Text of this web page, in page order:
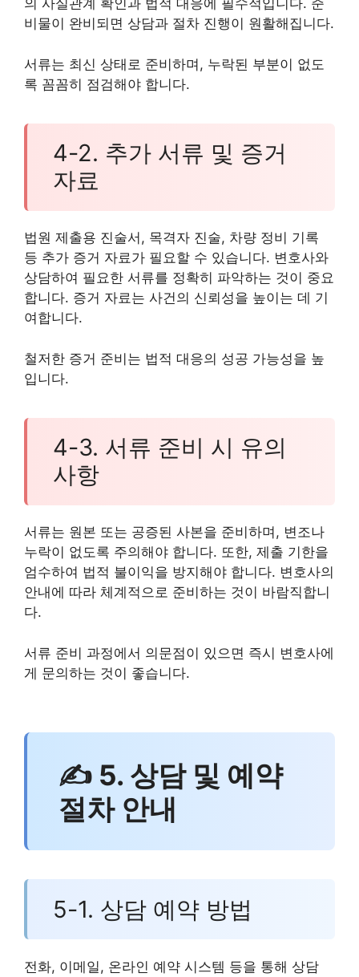
의 사실관계 확인과 법적 대응에 필수적입니다. 준
비물이 완비되면 상담과 절차 진행이 원활해집니다.
서류는 최신 상태로 준비하며, 누락된 부분이 없도
록 꼼꼼히 점검해야 합니다.
4-2. 추가 서류 및 증거
자료
법원 제출용 진술서, 목격자 진술, 차량 정비 기록
등 추가 증거 자료가 필요할 수 있습니다. 변호사와
상담하여 필요한 서류를 정확히 파악하는 것이 중요
합니다. 증거 자료는 사건의 신뢰성을 높이는 데 기
여합니다.
철저한 증거 준비는 법적 대응의 성공 가능성을 높
입니다.
4-3. 서류 준비 시 유의
사항
서류는 원본 또는 공증된 사본을 준비하며, 변조나
누락이 없도록 주의해야 합니다. 또한, 제출 기한을
엄수하여 법적 불이익을 방지해야 합니다. 변호사의
안내에 따라 체계적으로 준비하는 것이 바람직합니
다.
서류 준비 과정에서 의문점이 있으면 즉시 변호사에
게 문의하는 것이 좋습니다.
✍ 5. 상담 및 예약
절차 안내
5-1. 상담 예약 방법
전화, 이메일, 온라인 예약 시스템 등을 통해 상담